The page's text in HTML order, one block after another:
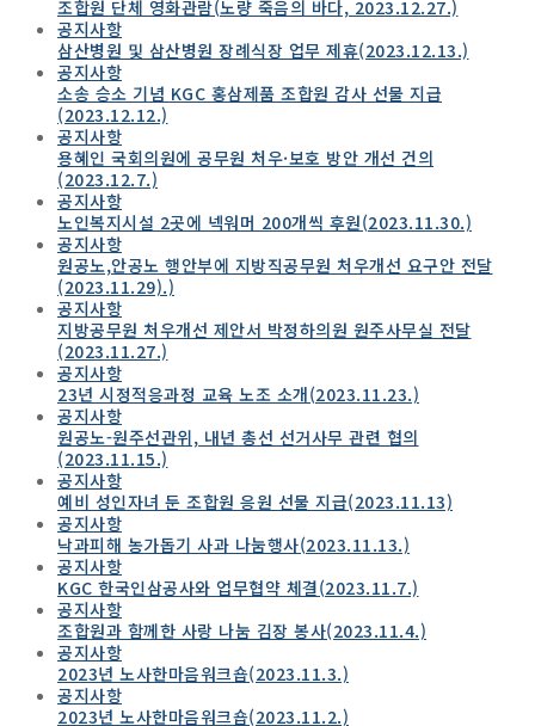
조합원 단체 영화관람(노량 죽음의 바다, 2023.12.27.)
공지사항
삼산병원 및 삼산병원 장례식장 업무 제휴(2023.12.13.)
공지사항
소송 승소 기념 KGC 홍삼제품 조합원 감사 선물 지급
(2023.12.12.)
공지사항
용혜인 국회의원에 공무원 처우·보호 방안 개선 건의
(2023.12.7.)
공지사항
노인복지시설 2곳에 넥워머 200개씩 후원(2023.11.30.)
공지사항
원공노,안공노 행안부에 지방직공무원 처우개선 요구안 전달
(2023.11.29).)
공지사항
지방공무원 처우개선 제안서 박정하의원 원주사무실 전달
(2023.11.27.)
공지사항
23년 시정적응과정 교육 노조 소개(2023.11.23.)
공지사항
원공노-원주선관위, 내년 총선 선거사무 관련 협의
(2023.11.15.)
공지사항
예비 성인자녀 둔 조합원 응원 선물 지급(2023.11.13)
공지사항
낙과피해 농가돕기 사과 나눔행사(2023.11.13.)
공지사항
KGC 한국인삼공사와 업무협약 체결(2023.11.7.)
공지사항
조합원과 함께한 사랑 나눔 김장 봉사(2023.11.4.)
공지사항
2023년 노사한마음워크숍(2023.11.3.)
공지사항
2023년 노사한마음워크숍(2023.11.2.)